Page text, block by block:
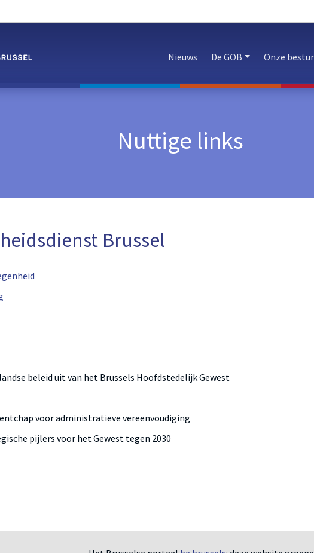
Nieuws De GOB Onze
Nuttige links
Brussel
beleid uit van het Brussels Hoofdstedelijk Gewest
voor administratieve vereenvoudiging
pijlers voor het Gewest tegen 2030